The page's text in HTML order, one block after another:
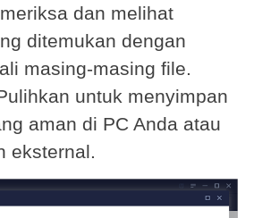
dan melihat
ditemukan dengan
masing-masing file.
untuk menyimpan
aman di PC Anda atau
eksternal.